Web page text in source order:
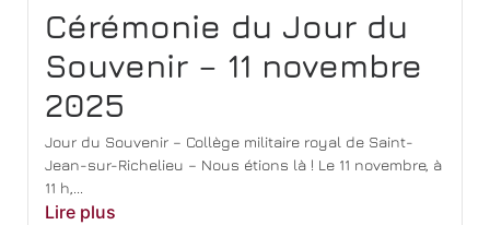
Cérémonie du Jour du
Souvenir – 11 novembre
2025
Jour du Souvenir – Collège militaire royal de Saint-
Jean-sur-Richelieu – Nous étions là ! Le 11 novembre, à
11 h,...
Lire plus